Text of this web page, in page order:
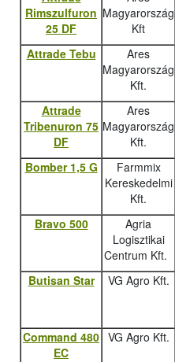
Rimszulfuron
25 DF
Magyarország
Kft
Attrade Tebu
Ares
Magyarország
Kft.
Attrade
Tribenuron 75
DF
Ares
Magyarország
Kft.
Bomber 1,5 G
Farmmix
Kereskedelmi
Kft.
Bravo 500
Agria
Logisztikai
Centrum Kft.
Butisan Star
VG Agro Kft.
Command 480
EC
VG Agro Kft.